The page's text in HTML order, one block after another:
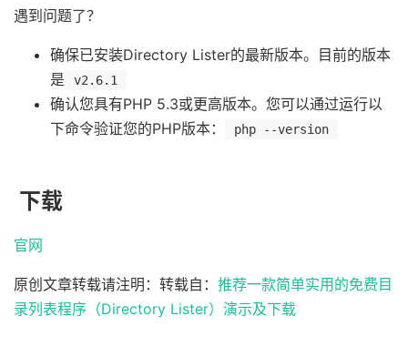
遇到问题了？
确保已安装Directory Lister的最新版本。目前的版本
是
v2.6.1
确认您具有PHP 5.3或更高版本。您可以通过运行以
下命令验证您的PHP版本：
php --version
下载
官网
原创文章转载请注明：转载自： 推荐一款简单实用的免费目
录列表程序（Directory Lister）演示及下载